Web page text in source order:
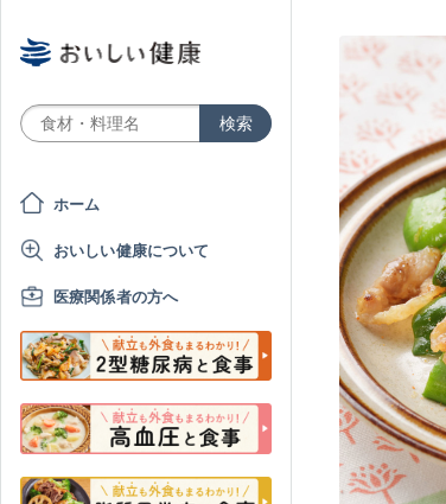
ホーム
おいしい健康について
医療関係者の方へ